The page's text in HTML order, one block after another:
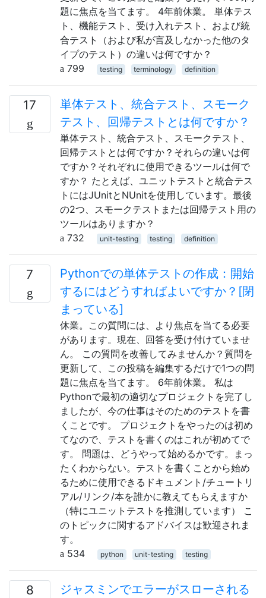
題に焦点を当てます。 4年前休業。 単体テス
ト、機能テスト、受け入れテスト、および統
合テスト（および私が言及しなかった他のタ
イプのテスト）の違いは何ですか？
799
testing terminology definition
17
単体テスト、統合テスト、スモーク
テスト、回帰テストとは何ですか？
単体テスト、統合テスト、スモークテスト、
回帰テストとは何ですか？それらの違いは何
ですか？それぞれに使用できるツールは何で
すか？ たとえば、ユニットテストと統合テス
トにはJUnitとNUnitを使用しています。最後
の2つ、スモークテストまたは回帰テスト用の
ツールはありますか？
732
unit-testing testing definition
7
Pythonでの単体テストの作成：開始
するにはどうすればよいですか？[閉
まっている]
休業。この質問には、より焦点を当てる必要
があります。現在、回答を受け付けていませ
ん。 この質問を改善してみませんか？質問を
更新して、この投稿を編集するだけで1つの問
題に焦点を当てます。 6年前休業。 私は
Pythonで最初の適切なプロジェクトを完了し
ましたが、今の仕事はそのためのテストを書
くことです。 プロジェクトをやったのは初め
てなので、テストを書くのはこれが初めてで
す。 問題は、どうやって始めるかです。まっ
たくわからない。テストを書くことから始め
るために使用できるドキュメント/チュートリ
アル/リンク/本を誰かに教えてもらえますか
（特にユニットテストを推測しています） こ
のトピックに関するアドバイスは歓迎されま
す。
534
python unit-testing testing
8
ジャスミンでエラーがスローされる